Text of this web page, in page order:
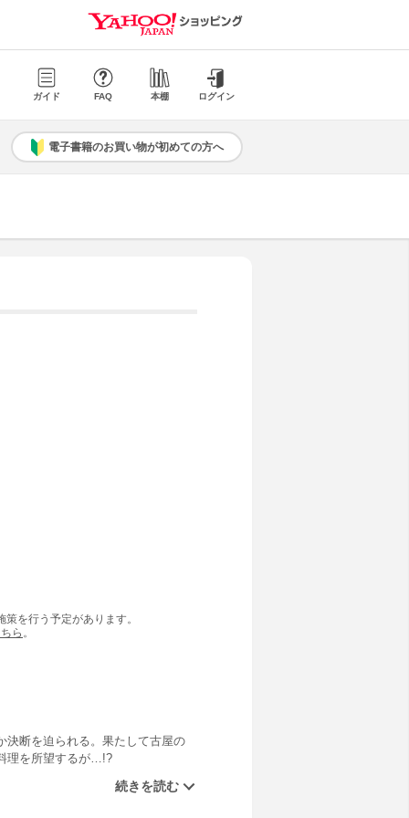
ガイド FAQ 本棚 ログイン
電子書籍のお買い物が初めての方へ
を行う予定があります。
ら 。
決断を迫られる。果たして古屋の
理を所望するが…!?